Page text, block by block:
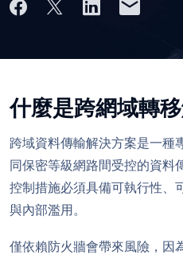
什麼是跨網域轉
跨域資料傳輸解決方案是一種
同保密等級網路間受控的資料
控制措施必須具備可執行性、
與內部濫用。
僅依賴防火牆會帶來風險，因